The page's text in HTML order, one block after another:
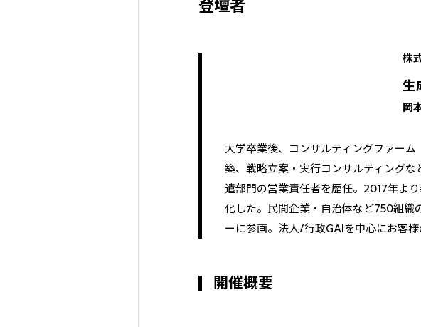
登壇者
株
生
岡
大学卒業後、コンサルティングファー
築、戦略立案・実行コンサルティング
遣部門の営業責任者を歴任。2017年よ
化した。民間企業・自治体など750組
ーに参画。法人/行政GAIを中心にお客
開催概要